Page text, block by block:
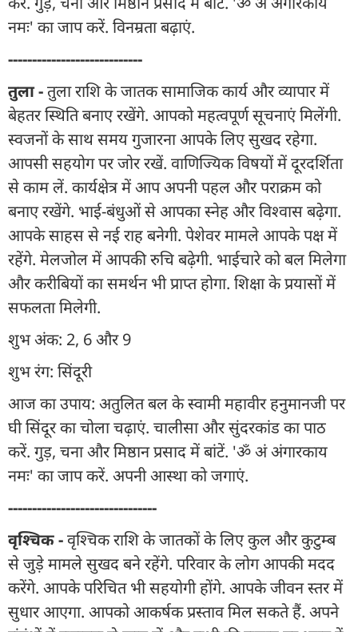
नमः' का जाप करें. विनम्रता बढ़ाएं.
----------------------------
तुला -तुला राशि के जातक सामाजिक कार्य और व्यापार में
बेहतर स्थिति बनाए रखेंगे. आपको महत्वपूर्ण सूचनाएं मिलेंगी.
स्वजनों के साथ समय गुजारना आपके लिए सुखद रहेगा.
आपसी सहयोग पर जोर रखें. वाणिज्यिक विषयों में दूरदर्शिता
से काम लें. कार्यक्षेत्र में आप अपनी पहल और पराक्रम को
बनाए रखेंगे. भाई-बंधुओं से आपका स्नेह और विश्वास बढ़ेगा.
आपके साहस से नई राह बनेगी. पेशेवर मामले आपके पक्ष में
रहेंगे. मेलजोल में आपकी रुचि बढ़ेगी. भाईचारे को बल मिलेगा
और करीबियों का समर्थन भी प्राप्त होगा. शिक्षा के प्रयासों में
सफलता मिलेगी.
शुभ अंक: 2, 6 और 9
शुभ रंग: सिंदूरी
आज का उपाय: अतुलित बल के स्वामी महावीर हनुमानजी पर
घी सिंदूर का चोला चढ़ाएं. चालीसा और सुंदरकांड का पाठ
करें. गुड़, चना और मिष्ठान प्रसाद में बांटें. 'ॐ अं अंगारकाय
नमः' का जाप करें. अपनी आस्था को जगाएं.
-------------------------------
वृश्चिक -वृश्चिक राशि के जातकों के लिए कुल और कुटुम्ब
से जुड़े मामले सुखद बने रहेंगे. परिवार के लोग आपकी मदद
करेंगे. आपके परिचित भी सहयोगी होंगे. आपके जीवन स्तर में
सुधार आएगा. आपको आकर्षक प्रस्ताव मिल सकते हैं. अपने